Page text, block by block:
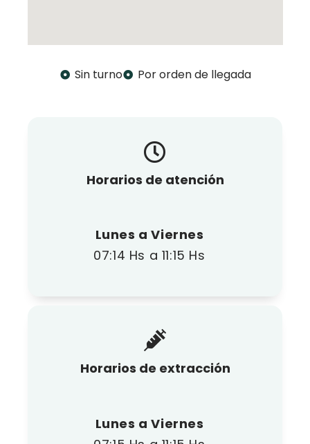
Sin turno Por orden de llegada
Horarios de atención
Lunes a Viernes
07:14 Hs a 11:15 Hs
Horarios de extracción
Lunes a Viernes